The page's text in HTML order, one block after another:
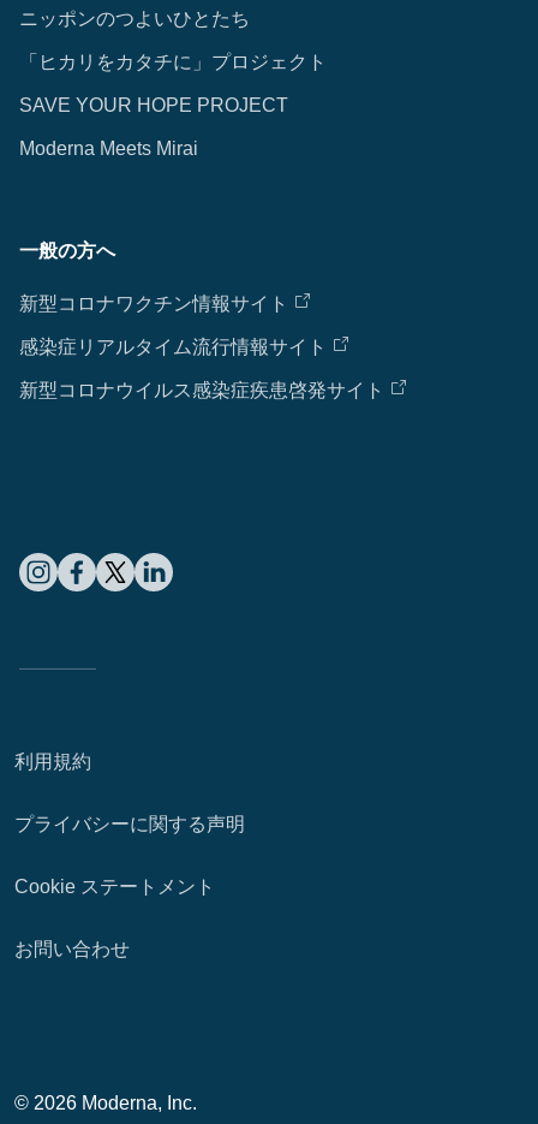
ニッポンのつよいひとたち
「ヒカリをカタチに」プロジェクト
SAVE YOUR HOPE PROJECT
Moderna Meets Mirai
一般の方へ
新型コロナワクチン情報サイト
感染症リアルタイム流行情報サイト
新型コロナウイルス感染症疾患啓発サイト
利用規約
プライバシーに関する声明
Cookie ステートメント
お問い合わせ
© 2026 Moderna, Inc.